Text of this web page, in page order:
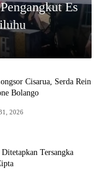
Es
Cisarua, Serda Rein
Bolango
2026
Tersangka